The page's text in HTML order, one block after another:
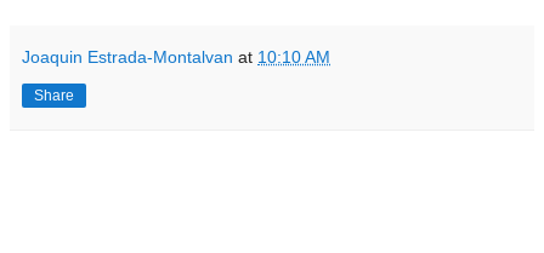
Joaquin Estrada-Montalvan at 10:10 AM
Share